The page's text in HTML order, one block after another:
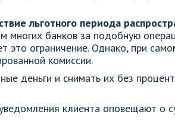
льготного периода
многих банков за подобную
это ограничение. Однако, при
комиссии.
деньги и снимать их без
клиента оповещают о